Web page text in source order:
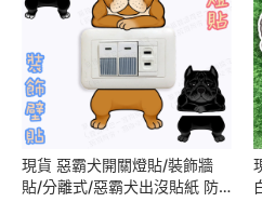
現貨 惡霸犬開關燈貼/裝飾牆
貼/分離式/惡霸犬出沒貼紙 防